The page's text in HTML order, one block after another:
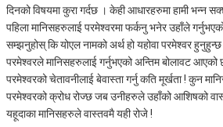
दिनको विषयमा कुरा गर्दछ । केही आधारहरुमा हामी भन्‍न
पहिला मानिसहरुलाई परमेश्‍वरमा फर्कनु भनेर उहाँले
सम्झनुहोस् कि योएल नामको अर्थ हो यहोवा परमेश्‍वर
परमेश्‍वरले मानिसहरुलाई गर्नुभएको अन्तिम बोलावट आएको
परमेश्‍वरको चेतावनीलाई बेवास्ता गर्नु कति मूर्खता ! कुन
परमेश्‍वरको क्रोध रोज्छ जब उनीहरुले उहाँको आशिषको
यहूदाका मानिसहरुले वास्तवमै यही रोजे !